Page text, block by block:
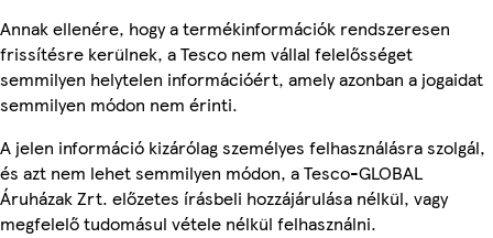
Annak ellenére, hogy a termékinformációk rendszeresen
frissítésre kerülnek, a Tesco nem vállal felelősséget
semmilyen helytelen információért, amely azonban a jogaidat
semmilyen módon nem érinti.
A jelen információ kizárólag személyes felhasználásra szolgál,
és azt nem lehet semmilyen módon, a Tesco-GLOBAL
Áruházak Zrt. előzetes írásbeli hozzájárulása nélkül, vagy
megfelelő tudomásul vétele nélkül felhasználni.